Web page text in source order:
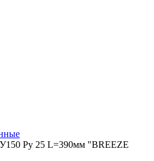
Ру 25 L=390мм "BREEZE